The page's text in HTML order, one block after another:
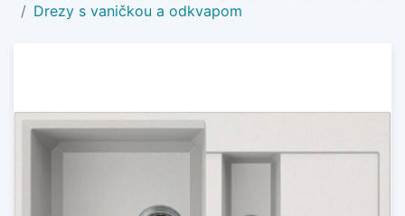
Drezy s vaničkou a odkvapom